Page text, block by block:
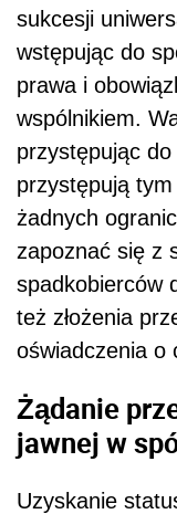
sukcesji
wstępując do
prawa i
wspólnikiem.
przystępując do
przystępują tym
żadnych
zapoznać się z
spadkobierców
też złożenia
oświadczenia o
Żądanie
jawnej w
Uzyskanie